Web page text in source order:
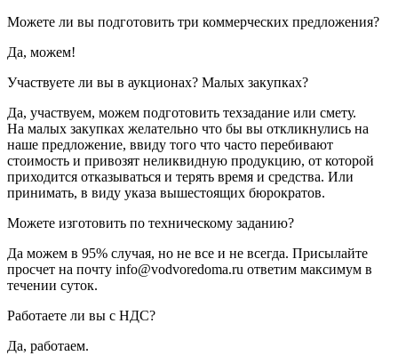
Можете ли вы подготовить три коммерческих предложения?
Да, можем!
Участвуете ли вы в аукционах? Малых закупках?
Да, участвуем, можем подготовить техзадание или смету.
На малых закупках желательно что бы вы откликнулись на
наше предложение, ввиду того что часто перебивают
стоимость и привозят неликвидную продукцию, от которой
приходится отказываться и терять время и средства. Или
принимать, в виду указа вышестоящих бюрократов.
Можете изготовить по техническому заданию?
Да можем в 95% случая, но не все и не всегда. Присылайте
просчет на почту info@vodvoredoma.ru ответим максимум в
течении суток.
Работаете ли вы с НДС?
Да, работаем.